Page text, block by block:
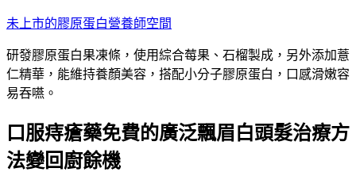
跳
主
要
內
未上市的膠原蛋白營養師空間
研發膠原蛋白果凍條，使用綜合莓果、石榴製成，另外添加薏
仁精華，能維持養顏美容，搭配小分子膠原蛋白，口感滑嫩容
易吞嚥。
口服痔瘡藥免費的廣泛飄眉白頭髮治療方
法變回廚餘機